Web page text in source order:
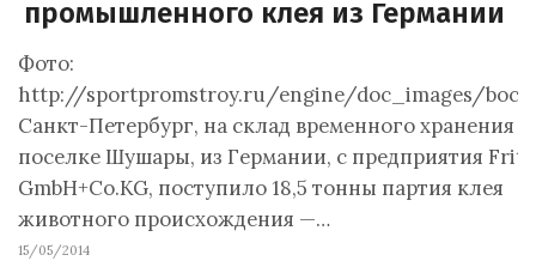
промышленного клея из Германии
Фото:
http://sportpromstroy.ru/engine/doc_images/
Санкт-Петербург, на склад временного хранения в
поселке Шушары, из Германии, с предприятия
GmbH+Co.KG, поступило 18,5 тонны партия клея
животного происхождения —…
15/05/2014